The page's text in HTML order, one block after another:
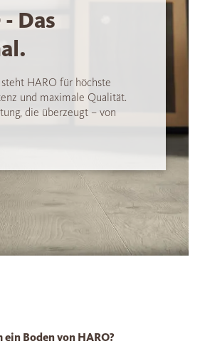
Das
steht HARO für höchste
und maximale Qualität.
die überzeugt – von
ein Boden von HARO?